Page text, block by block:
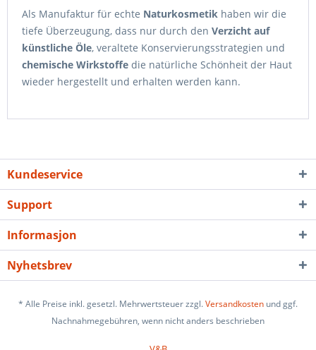
Als Manufaktur für echte Naturkosmetik haben wir die
tiefe Überzeugung, dass nur durch den Verzicht auf
künstliche Öle, veraltete Konservierungsstrategien und
chemische Wirkstoffe die natürliche Schönheit der Haut
wieder hergestellt und erhalten werden kann.
Kundeservice
Support
Informasjon
Nyhetsbrev
* Alle Preise inkl. gesetzl. Mehrwertsteuer zzgl.Versandkosten und ggf.
Nachnahmegebühren, wenn nicht anders beschrieben